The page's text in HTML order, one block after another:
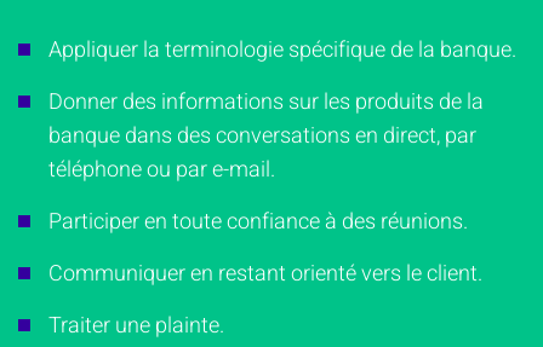
Appliquer la terminologie spécifique de la banque.
Donner des informations sur les produits de la
banque dans des conversations en direct, par
téléphone ou par e-mail.
Participer en toute confiance à des réunions.
Communiquer en restant orienté vers le client.
Traiter une plainte.